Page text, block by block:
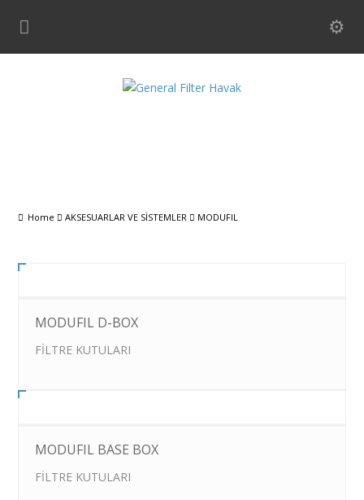
Home AKSESUARLAR VE SİSTEMLER MODUFIL
MODUFIL D-BOX
FİLTRE KUTULARI
MODUFIL BASE BOX
FİLTRE KUTULARI